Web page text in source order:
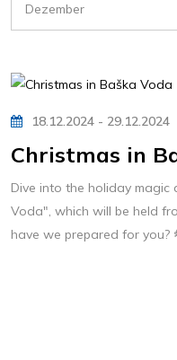
Dezember
18.12.2024 - 29.12.2024
Christmas in
Dive into the holiday magic
Voda", which will be held
have we prepared for you?